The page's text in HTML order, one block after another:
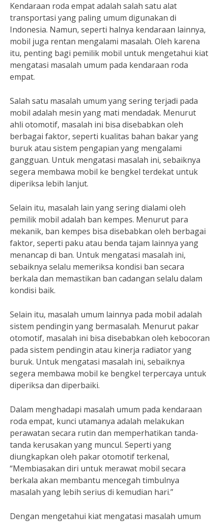
Kendaraan roda empat adalah salah satu alat
transportasi yang paling umum digunakan di
Indonesia. Namun, seperti halnya kendaraan lainnya,
mobil juga rentan mengalami masalah. Oleh karena
itu, penting bagi pemilik mobil untuk mengetahui kiat
mengatasi masalah umum pada kendaraan roda
empat.
Salah satu masalah umum yang sering terjadi pada
mobil adalah mesin yang mati mendadak. Menurut
ahli otomotif, masalah ini bisa disebabkan oleh
berbagai faktor, seperti kualitas bahan bakar yang
buruk atau sistem pengapian yang mengalami
gangguan. Untuk mengatasi masalah ini, sebaiknya
segera membawa mobil ke bengkel terdekat untuk
diperiksa lebih lanjut.
Selain itu, masalah lain yang sering dialami oleh
pemilik mobil adalah ban kempes. Menurut para
mekanik, ban kempes bisa disebabkan oleh berbagai
faktor, seperti paku atau benda tajam lainnya yang
menancap di ban. Untuk mengatasi masalah ini,
sebaiknya selalu memeriksa kondisi ban secara
berkala dan memastikan ban cadangan selalu dalam
kondisi baik.
Selain itu, masalah umum lainnya pada mobil adalah
sistem pendingin yang bermasalah. Menurut pakar
otomotif, masalah ini bisa disebabkan oleh kebocoran
pada sistem pendingin atau kinerja radiator yang
buruk. Untuk mengatasi masalah ini, sebaiknya
segera membawa mobil ke bengkel terpercaya untuk
diperiksa dan diperbaiki.
Dalam menghadapi masalah umum pada kendaraan
roda empat, kunci utamanya adalah melakukan
perawatan secara rutin dan memperhatikan tanda-
tanda kerusakan yang muncul. Seperti yang
diungkapkan oleh pakar otomotif terkenal,
“Membiasakan diri untuk merawat mobil secara
berkala akan membantu mencegah timbulnya
masalah yang lebih serius di kemudian hari.”
Dengan mengetahui kiat mengatasi masalah umum